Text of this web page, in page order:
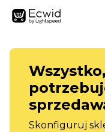
Skonfiguruj